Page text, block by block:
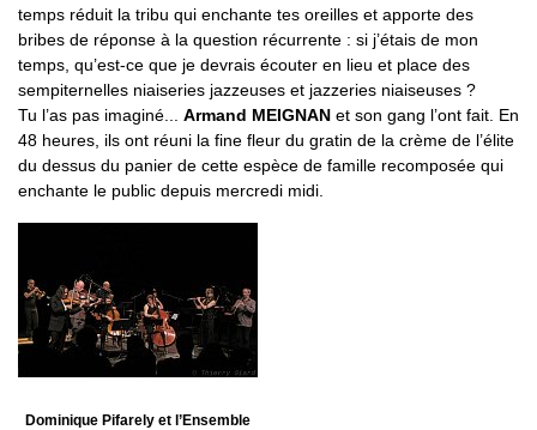
temps réduit la tribu qui enchante tes oreilles et apporte des
bribes de réponse à la question récurrente : si j’étais de mon
temps, qu’est-ce que je devrais écouter en lieu et place des
sempiternelles niaiseries jazzeuses et jazzeries niaiseuses ?
Tu l’as pas imaginé... Armand MEIGNAN et son gang l’ont fait. En
48 heures, ils ont réuni la fine fleur du gratin de la crème de l’élite
du dessus du panier de cette espèce de famille recomposée qui
enchante le public depuis mercredi midi.
Dominique Pifarely et l’Ensemble